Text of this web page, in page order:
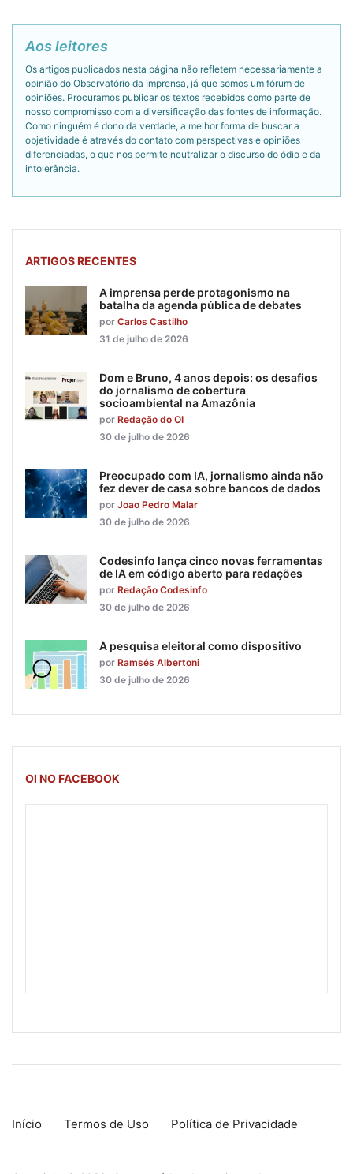
Aos leitores
Os artigos publicados nesta página não refletem necessariamente a
opinião do Observatório da Imprensa, já que somos um fórum de
opiniões. Procuramos publicar os textos recebidos como parte de
nosso compromisso com a diversificação das fontes de informação.
Como ninguém é dono da verdade, a melhor forma de buscar a
objetividade é através do contato com perspectivas e opiniões
diferenciadas, o que nos permite neutralizar o discurso do ódio e da
intolerância.
ARTIGOS RECENTES
A imprensa perde protagonismo na
batalha da agenda pública de debates
por Carlos Castilho
31 de julho de 2026
Dom e Bruno, 4 anos depois: os desafios
do jornalismo de cobertura
socioambiental na Amazônia
por Redação do OI
30 de julho de 2026
Preocupado com IA, jornalismo ainda não
fez dever de casa sobre bancos de dados
por Joao Pedro Malar
30 de julho de 2026
Codesinfo lança cinco novas ferramentas
de IA em código aberto para redações
por Redação Codesinfo
30 de julho de 2026
A pesquisa eleitoral como dispositivo
por Ramsés Albertoni
30 de julho de 2026
OI NO FACEBOOK
Início Termos de Uso Política de Privacidade